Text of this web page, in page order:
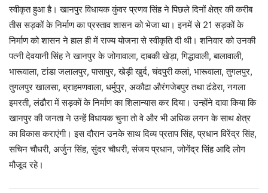
स्वीकृत हुआ है। खानपुर विधायक कुंवर प्रणव सिंह ने पिछले दिनों क्षेत्र की करीब
तीस सड़कों के निर्माण का प्रस्ताव शासन को भेजा था। इनमें से 21 सड़कों के
निर्माण को शासन ने हाल ही में राज्य योजना से स्वीकृति दी थी। शनिवार को उनकी
पत्नी देवयानी सिंह ने खानपुर के जोगावाला, दाबकी खेड़ा, गिद्धावाली, बालावाली,
भारूवाला, टांडा जलालपुर, पासापुर, खेड़ी खुर्द, चंदपुरी कलां, भारूवाला, तुगलपुर,
तुगलपुर खालसा, ब्राहमणवाला, धर्मुपुर, अकौढा औरंगजेबपुर तथा ढंडेरा, नगला
इमरती, लंढौरा में सड़कों के निर्माण का शिलान्यास कर दिया। उन्होंने दावा किया कि
खानपुर की जनता ने उन्हें विधायक चुना तो वे और भी अधिक लगन के साथ क्षेत्र
का विकास कराएंगी। इस दौरान उनके साथ दिव्य प्रताप सिंह, प्रधान विरेंद्र सिंह,
सचिन चौधरी, अर्जुन सिंह, सुंदर चौधरी, संजय प्रधान, जोगेंद्र सिंह आदि लोग
मौजूद रहे।